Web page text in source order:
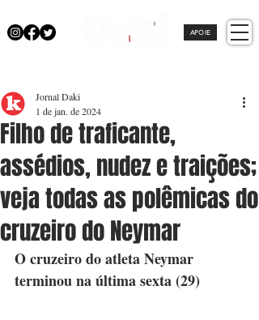
APOIE
Filho de traficante,
assédios, nudez e traições;
veja todas as polêmicas do
cruzeiro do Neymar
Jornal Daki
1 de jan. de 2024
O cruzeiro do atleta Neymar
terminou na última sexta (29)